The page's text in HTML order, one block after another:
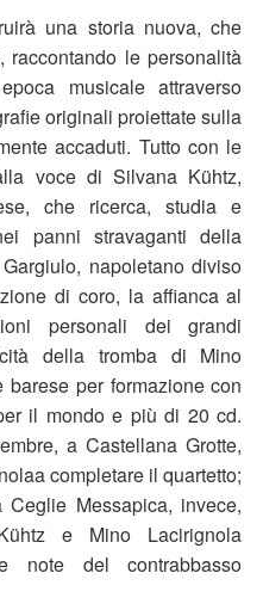
una storia nuova, che
le personalità
musicale attraverso
originali proiettate sulla
accaduti. Tutto con le
voce di Silvana Kühtz,
che ricerca, studia e
panni stravaganti della
napoletano diviso
di coro, la affianca al
personali dei grandi
della tromba di Mino
per formazione con
il mondo e più di 20 cd.
a Castellana Grotte,
completare il quartetto;
Messapica, invece,
e Mino Lacirignola
note del contrabbasso